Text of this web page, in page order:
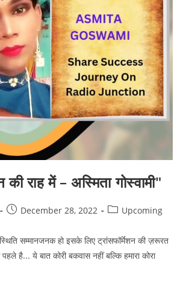
हम
सबसे
राह में – अस्मिता गोस्वामी"
PostDecember 28, 2022
PostUpcoming
सम्मानजनक हो इसके लिए ट्रांसफॉर्मेशन की ज़रूरत
है... ये बात कोरी बकवास नहीं बल्कि हमारा कोरा